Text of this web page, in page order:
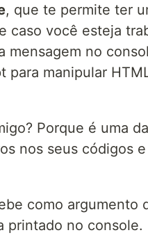
, que te permite ter
caso você esteja
mensagem no
manipular
Porque é uma
nos seus códigos
como argumento
printado no console.